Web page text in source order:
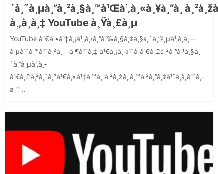
´à¸˜à¸µà¸”à¸²à¸§à¸™à¹Œà¹‚à¸«à¸¥à¸”à¸
à¸‚à¸­à¸‡ YouTube à¸Ÿà¸£à¸µ
YouTube à¹€à¸•à¹‡à¸¡à¹„à¸›à¸”à¹‰à¸§à¸¢à¸§à¸´à¸”à¸µà¹‚à¸­à¸—
à¸µà¹ˆà¸™à¹ˆà¸²à¸—à¸¶à¹ˆà¸‡ à¹€à¸¡à¸·à¹ˆà¸­à¹€à¸£à¸²à¸”à¸¹à¸§à¸
´à¸”à¸µà¹‚à¸­
à¹€à¸£à¸²à¸ˆà¸°à¹€à¸«à¹‡à¸™à¸ à¸²à¸žà¸‚à¸™à¸²à¸”à¸¢à¹ˆà¸­à¸à¹ˆà¸­
à¸™ ..